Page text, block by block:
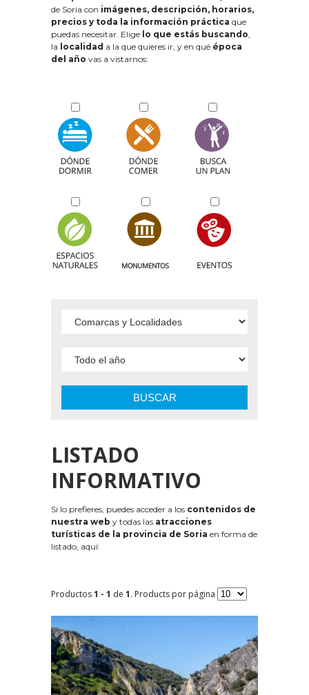
de Soria con imágenes, descripción, horarios,
precios y toda la información práctica que
puedas necesitar. Elige lo que estás buscando,
la localidad a la que quieres ir, y en qué época
del año vas a vistarnos:
BUSCAR
LISTADO
INFORMATIVO
Si lo prefieres, puedes acceder a los contenidos de
nuestra web y todas las atracciones
turísticas de la provincia de Soria en forma de
listado, aquí:
Productos1 - 1 de 1. Products por página